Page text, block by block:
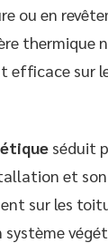
ou en
thermique
efficace sur
séduit
et
sur les
système